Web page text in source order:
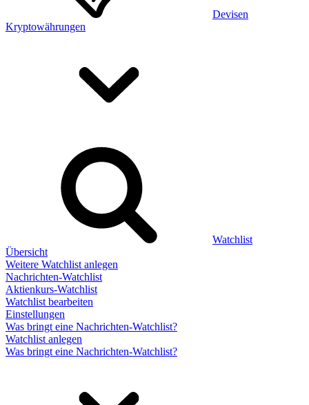
Devisen
Kryptowährungen
Watchlist
Übersicht
Weitere Watchlist anlegen
Nachrichten-Watchlist
Aktienkurs-Watchlist
Watchlist bearbeiten
Einstellungen
Was bringt eine Nachrichten-Watchlist?
Watchlist anlegen
Was bringt eine Nachrichten-Watchlist?